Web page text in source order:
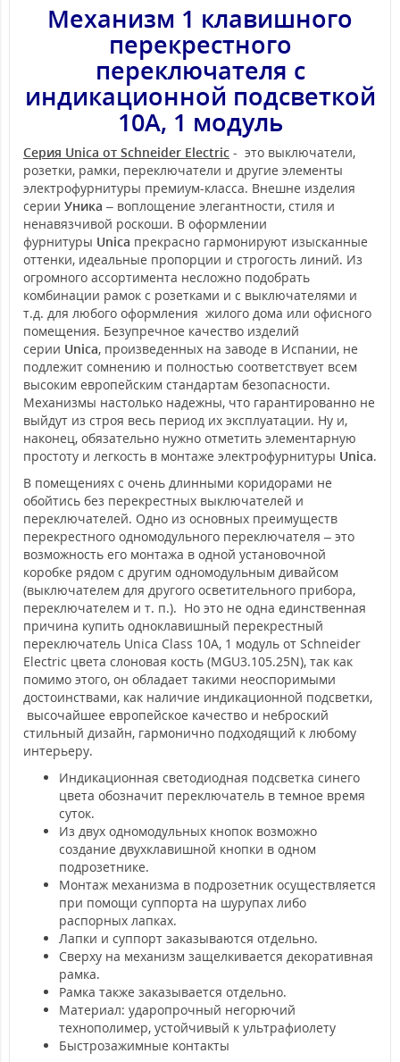
Механизм 1 клавишного
перекрестного
переключателя с
индикационной подсветкой
10А, 1 модуль
Серия Unica от Schneider Electric - это выключатели,
розетки, рамки, переключатели и другие элементы
электрофурнитуры премиум-класса. Внешне изделия
серии Уника – воплощение элегантности, стиля и
ненавязчивой роскоши. В оформлении
фурнитуры Unica прекрасно гармонируют изысканные
оттенки, идеальные пропорции и строгость линий. Из
огромного ассортимента несложно подобрать
комбинации рамок с розетками и с выключателями и
т.д. для любого оформления жилого дома или офисного
помещения. Безупречное качество изделий
серии Unica, произведенных на заводе в Испании, не
подлежит сомнению и полностью соответствует всем
высоким европейским стандартам безопасности.
Механизмы настолько надежны, что гарантированно не
выйдут из строя весь период их эксплуатации. Ну и,
наконец, обязательно нужно отметить элементарную
простоту и легкость в монтаже электрофурнитуры Unica.
В помещениях с очень длинными коридорами не
обойтись без перекрестных выключателей и
переключателей. Одно из основных преимуществ
перекрестного одномодульного переключателя – это
возможность его монтажа в одной установочной
коробке рядом с другим одномодульным дивайсом
(выключателем для другого осветительного прибора,
переключателем и т. п.). Но это не одна единственная
причина купить одноклавишный перекрестный
переключатель Unica Class 10А, 1 модуль от Schneider
Electric цвета слоновая кость (MGU3.105.25N), так как
помимо этого, он обладает такими неоспоримыми
достоинствами, как наличие индикационной подсветки,
высочайшее европейское качество и неброский
стильный дизайн, гармонично подходящий к любому
интерьеру.
Индикационная светодиодная подсветка синего
цвета обозначит переключатель в темное время
суток.
Из двух одномодульных кнопок возможно
создание двухклавишной кнопки в одном
подрозетнике.
Монтаж механизма в подрозетник осуществляется
при помощи суппорта на шурупах либо
распорных лапках.
Лапки и суппорт заказываются отдельно.
Сверху на механизм защелкивается декоративная
рамка.
Рамка также заказывается отдельно.
Материал: ударопрочный негорючий
технополимер, устойчивый к ультрафиолету
Быстрозажимные контакты